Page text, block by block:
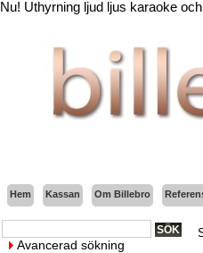
Nu! Uthyrning ljud ljus karaoke
Hem Kassan Om Billebro
Avancerad sökning